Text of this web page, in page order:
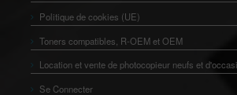
Politique de cookies (UE)
Toners compatibles, R-OEM et OEM
Location et vente de photocopieur neufs et
Se Connecter